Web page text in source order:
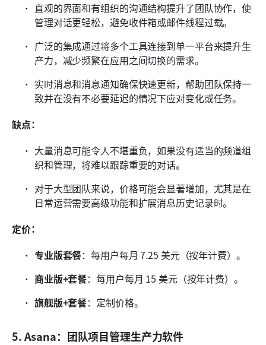
直观的界面和有组织的沟通结构提升了团队协作，使
管理对话更轻松，避免收件箱或邮件线程过载。
广泛的集成通过将多个工具连接到单一平台来提升生
产力，减少频繁在应用之间切换的需求。
实时消息和消息通知确保快速更新，帮助团队保持一
致并在没有不必要延迟的情况下应对变化或任务。
缺点：
大量消息可能令人不堪重负，如果没有适当的频道组
织和管理，将难以跟踪重要的对话。
对于大型团队来说，价格可能会显著增加，尤其是在
日常运营需要高级功能和扩展消息历史记录时。
定价：
专业版套餐：每用户每月 7.25 美元（按年计费）。
商业版+套餐：每用户每月 15 美元（按年计费）。
旗舰版+套餐：定制价格。
5. Asana：团队项目管理生产力软件